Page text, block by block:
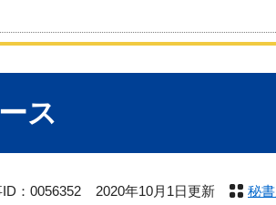
ス
：0056352 2020年10月1日更新 秘